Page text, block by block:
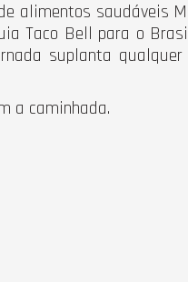
alimentos saudáveis
Taco Bell para o
suplanta
a caminhada.